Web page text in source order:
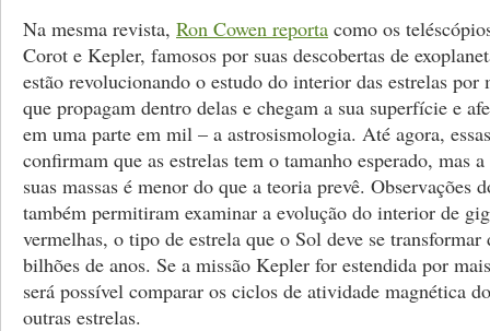
Na mesma revista, Ron Cowen reporta como os
Corot e Kepler, famosos por suas descobertas de
estão revolucionando o estudo do interior das estrelas por
que propagam dentro delas e chegam a sua superfície e
em uma parte em mil – a astrosismologia. Até agora,
confirmam que as estrelas tem o tamanho esperado, mas
suas massas é menor do que a teoria prevê. Observações
também permitiram examinar a evolução do interior de
vermelhas, o tipo de estrela que o Sol deve se transformar
bilhões de anos. Se a missão Kepler for estendida por
será possível comparar os ciclos de atividade magnética
outras estrelas.